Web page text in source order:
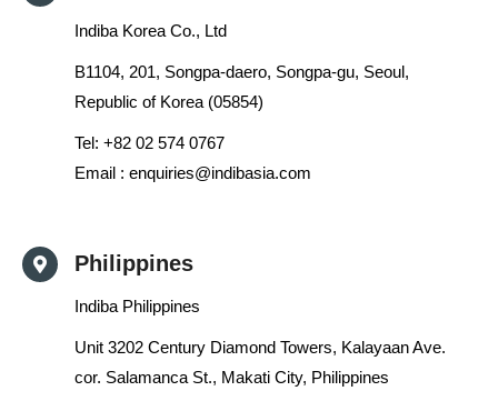
Indiba Korea Co., Ltd
B1104, 201, Songpa-daero, Songpa-gu, Seoul,
Republic of Korea (05854)
Tel: +82 02 574 0767
Email : enquiries@indibasia.com
Philippines
Indiba Philippines
Unit 3202 Century Diamond Towers, Kalayaan Ave.
cor. Salamanca St., Makati City, Philippines